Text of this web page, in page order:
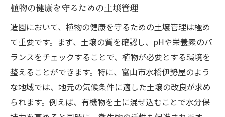
植物の健康を守るための土壌管理
造園において、植物の健康を守るための土壌管理は極め
て重要です。まず、土壌の質を確認し、pHや栄養素のバ
ランスをチェックすることで、植物が必要とする環境を
整えることができます。特に、富山市水橋伊勢屋のよう
な地域では、地元の気候条件に適した土壌の改良が求め
られます。例えば、有機物を土に混ぜ込むことで水分保